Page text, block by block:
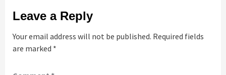
Leave a Reply
Your email address will not be published. Required fields
are marked *